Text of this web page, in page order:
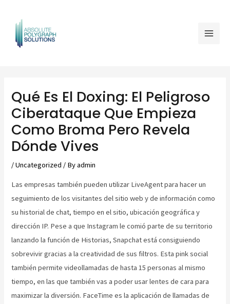
content
Qué Es El Doxing: El Peligroso
Ciberataque Que Empieza
Como Broma Pero Revela
Dónde Vives
/Uncategorized / Byadmin
Las empresas también pueden utilizar LiveAgent para hacer un
seguimiento de los visitantes del sitio web y de información como
su historial de chat, tiempo en el sitio, ubicación geográfica y
dirección IP. Pese a que Instagram le comió parte de su territorio
lanzando la función de Historias, Snapchat está consiguiendo
sobrevivir gracias a la creatividad de sus filtros. Esta pink social
también permite videollamadas de hasta 15 personas al mismo
tiempo, en las que también vas a poder usar lentes de cara para
maximizar la diversión. FaceTime es la aplicación de llamadas de